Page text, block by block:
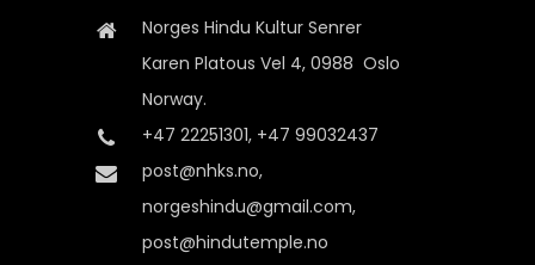
Norges Hindu Kultur Senrer
Karen Platous Vel 4, 0988 Oslo
Norway.
+47 22251301, +47 99032437
post@nhks.no,
norgeshindu@gmail.com,
post@hindutemple.no